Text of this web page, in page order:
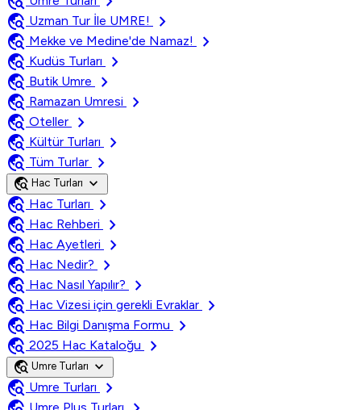
travel_explore Uzman Tur İle UMRE!
chevron_right
travel_explore Mekke ve Medine'de Namaz!
chevron_right
travel_explore Kudüs Turları
chevron_right
travel_explore Butik Umre
chevron_right
travel_explore Ramazan Umresi
chevron_right
travel_explore Oteller
chevron_right
travel_explore Kültür Turları
chevron_right
travel_explore Tüm Turlar chevron_right
travel_explore Hac Turları expand_more
travel_explore Hac Turları
chevron_right
travel_explore Hac Rehberi
chevron_right
travel_explore Hac Ayetleri
chevron_right
travel_explore Hac Nedir?
chevron_right
travel_explore Hac Nasıl Yapılır?
chevron_right
travel_explore Hac Vizesi için gerekli Evraklar
chevron_right
travel_explore Hac Bilgi Danışma Formu
chevron_right
travel_explore 2025 Hac Kataloğu chevron_right
travel_explore Umre Turları expand_more
travel_explore Umre Turları
chevron_right